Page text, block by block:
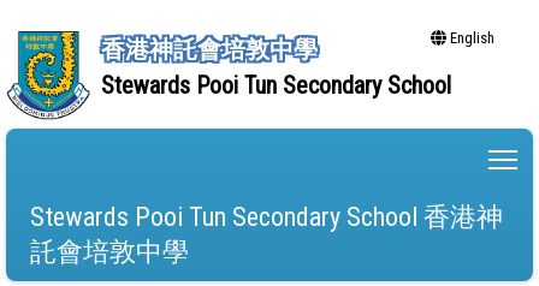
香港神託會培敦中學
Stewards Pooi Tun Secondary School
English
Stewards Pooi Tun Secondary School 香港神
託會培敦中學